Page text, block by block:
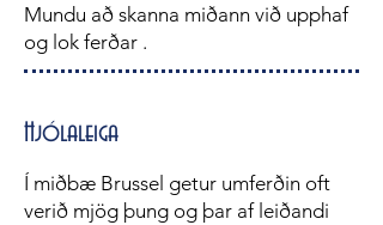
Mundu að skanna miðann við upphaf
og lok ferðar .
Hjólaleiga
Í miðbæ Brussel getur umferðin oft
verið mjög þung og þar af leiðandi